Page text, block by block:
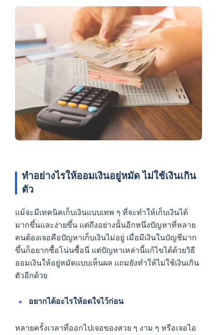
ทำอย่างไรให้ออมเงินอยู่หมัด ไม่ใช้เงินเกิน
ตัว
แม้จะมีเทคนิคเก็บเงินแบบเทพ ๆ ที่จะทำให้เก็บเงินได้
มากขึ้นและง่ายขึ้น แต่ถึงอย่างนั้นอีกหนึ่งปัญหาที่หลาย
คนต้องเจอคือปัญหาเก็บเงินไม่อยู่ เมื่อมีเงินในบัญชีมาก
ขึ้นก็อยากซื้อโน่นซื้อนี่ แต่ปัญหาเหล่านี้แก้ไขได้ด้วยวิธี
ออมเงินให้อยู่หมัดแบบเห็นผล แถมยังทำให้ไม่ใช้เงินเกิน
ตัวอีกด้วย
อยากได้อะไรให้อดใจไว้ก่อน
หลายครั้งเวลาที่ออกไปเจอของสวย ๆ งาม ๆ หรือเจอไอ